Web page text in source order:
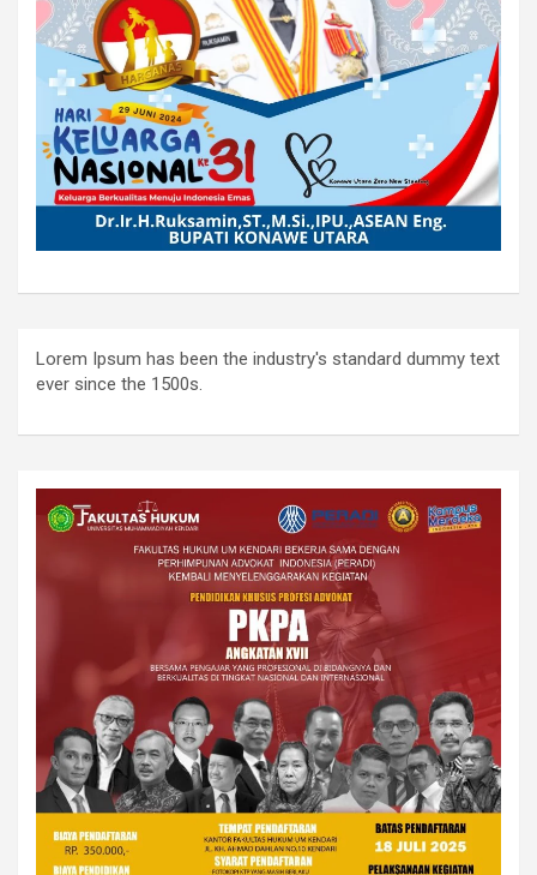
Lorem Ipsum has been the industry's standard dummy text
ever since the 1500s.